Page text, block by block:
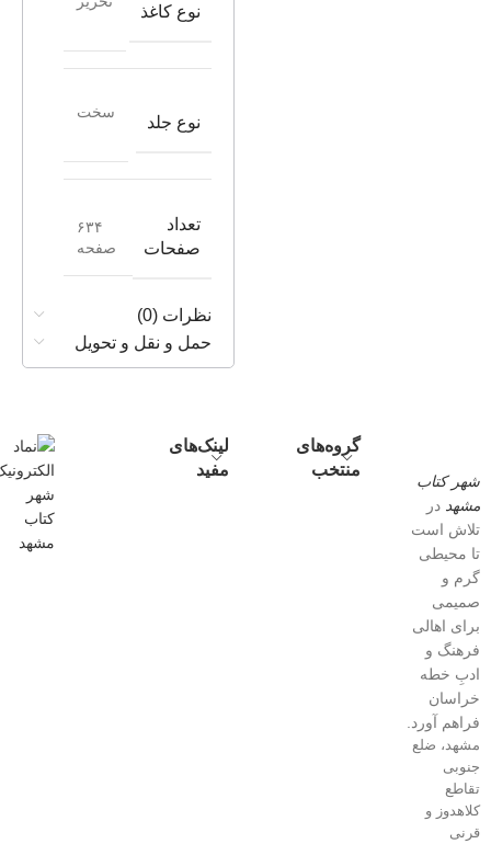
نوع کاغذ
نوع جلد
سخت
تعداد
صفحات
۶۳۴
صفحه
نظرات (0)
حمل و نقل و تحویل
شهر کتاب
مشهد در
تلاش است
تا محیطی
گرم و
صمیمی
برای اهالی
فرهنگ و
ادبِ خطه
خراسان
فراهم آورد.
مشهد، ضلع
جنوبی
تقاطع
کلاهدوز و
قرنی
گروه‌های
منتخب
لینک‌های
مفید